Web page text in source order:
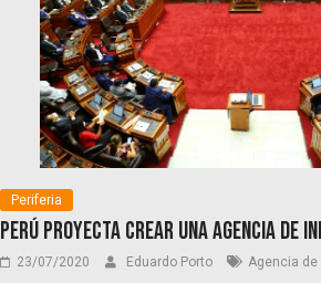
Periferia
Perú proyecta crear una Agencia de
23/07/2020 Eduardo Porto Agencia